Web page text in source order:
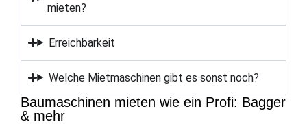
mieten?
Erreichbarkeit
Welche Mietmaschinen gibt es sonst noch?
Baumaschinen mieten wie ein Profi: Bagger
& mehr